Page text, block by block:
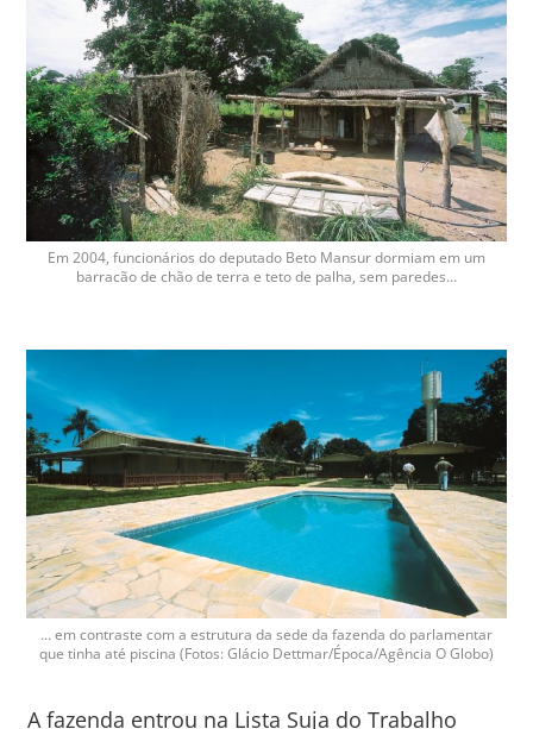
Em 2004, funcionários do deputado Beto Mansur dormiam em um
barracão de chão de terra e teto de palha, sem paredes…
… em contraste com a estrutura da sede da fazenda do parlamentar
que tinha até piscina (Fotos: Glácio Dettmar/Época/Agência O Globo)
A fazenda entrou na Lista Suja do Trabalho